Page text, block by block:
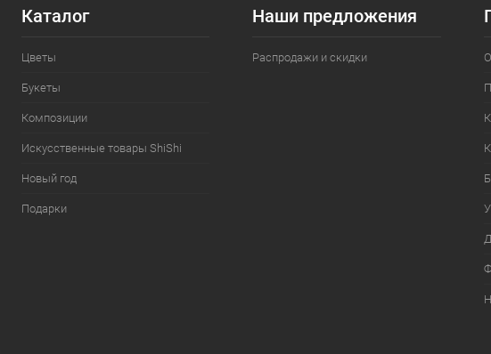
Каталог
Цветы
Букеты
Композиции
Искусственные товары ShiShi
Новый год
Подарки
Наши предложения
Распродажи и скидки